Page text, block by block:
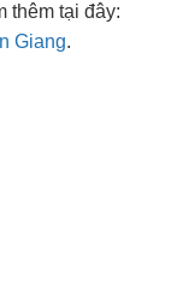
thêm tại đây:
Giang.